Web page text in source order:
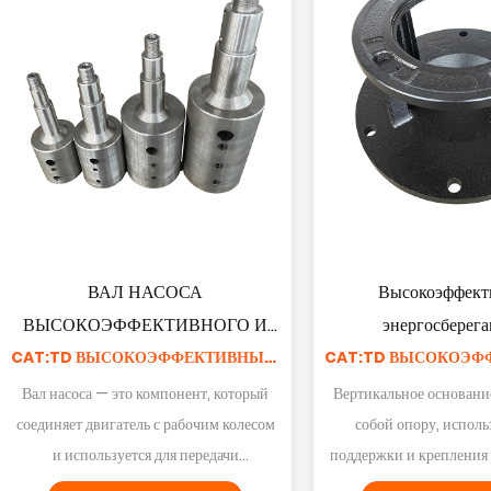
РАБОЧЕЕ КОЛЕСО ТРУБНОГО
НАСОСА ИЗ НЕРЖАВЕЮЩЕЙ
СТАЛИ
CAT:АКСЕССУАРЫ ДЛЯ ТРУБОПРОВОДНЫХ НАСОСОВ
Материал рабочего колеса из
нержавеющей стали - нержавеющая
сталь, его нелегко ржаветь, он устойчив к
коррозии. В этом типе рабочего колеса
Корпус
Корпус
агрегата играет
внутренних частей
насосного агрегата от
или
Смотрите